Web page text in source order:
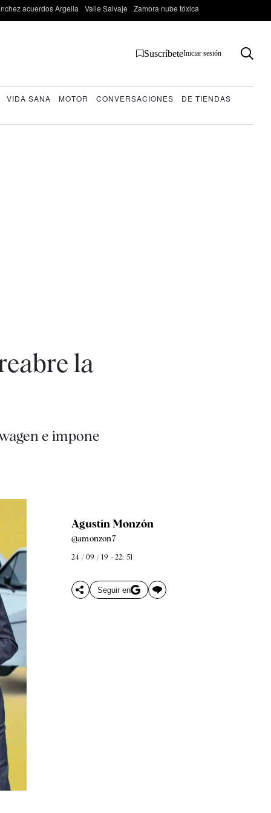
acuerdos Argelia Valle Salvaje Zamora nube tóxica
SuscríbeteIniciar sesión
VIDA SANA MOTOR CONVERSACIONES
DE TIENDAS
la
e impone
Agustín Monzón
@amonzon7
24 / 09 / 19 - 22: 51
Seguir en